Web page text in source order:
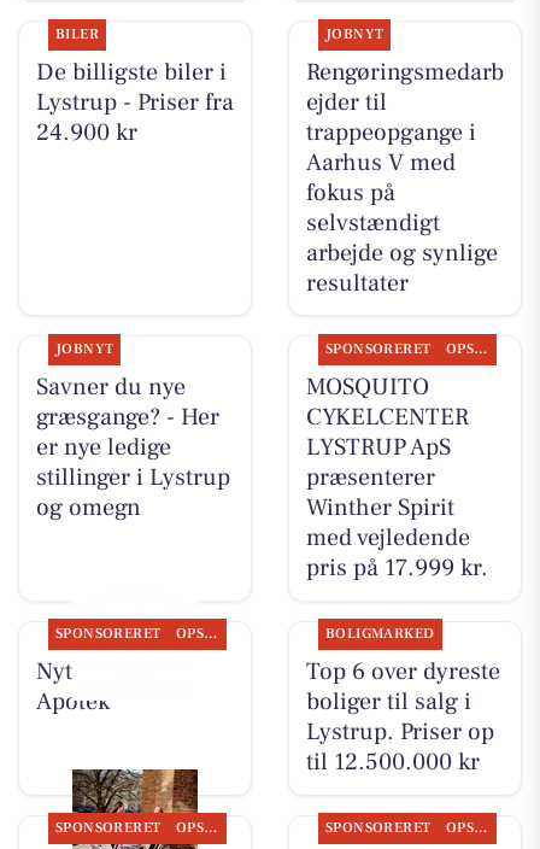
BILER
De billigste biler i
Lystrup - Priser fra
24.900 kr
JOBNYT
Rengøringsmedarb
ejder til
trappeopgange i
Aarhus V med
fokus på
selvstændigt
arbejde og synlige
resultater
JOBNYT
Savner du nye
græsgange? - Her
er nye ledige
stillinger i Lystrup
og omegn
SPONSORERET OPSLAGSTAVLEN
MOSQUITO
CYKELCENTER
LYSTRUP ApS
præsenterer
Winther Spirit
med vejledende
pris på 17.999 kr.
SPONSORERET OPSLAGSTAVLEN
Nyt fra Lystrup
Apotek
BOLIGMARKED
Top 6 over dyreste
boliger til salg i
Lystrup. Priser op
til 12.500.000 kr
SPONSORERET OPSLAGSTAVLEN SPONSORERET OPSLAGSTAVLEN